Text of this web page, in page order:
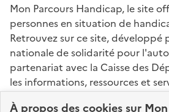
À propos descookiessur
Mon Parcours Handicap, le site
personnes en situation de
Retrouvez sur ce site, développé
nationale de solidarité pour
partenariat avec la Caisse des
les informations, ressources et
connaître vos droits, effectuer